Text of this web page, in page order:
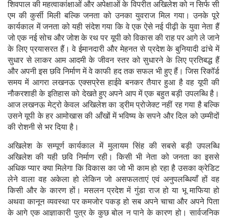
शिवपाल की महत्वाकांक्षाओं और अपेक्षाओं के विपरीत अखिलेश को न सिर्फ सी
एम की कुर्सी मिली बल्कि जनता को उनका युवराज मिल गया। उनके पूरे
कार्यकाल में जनता को यही संदेश गया कि वे एक ऐसे नई पीढ़ी के युवा नेता हैं
जो एक नई सोच और जोश के रथ पर यूपी को विकास की राह पर आगे ले जाने
के लिए प्रयासरत हैं। वे ईमानदारी और मेहनत से प्रदेश के बुनियादी ढांचे में
सुधार से लाकर आम आदमी के जीवन स्तर को सुधारने के लिए प्रतिबद्ध हैं
और अपनी इस छवि निर्माण में वे काफी हद तक सफल भी हुए हैं। जिस रिकॉर्ड
समय में आगरा लखनऊ एक्सप्रेस हाईवे बनकर तैयार हुआ है वह यूपी की
नौकरशाही के इतिहास को देखते हुए अपने आप में एक बहुत बड़ी उपलब्धि है।
आज लखनऊ मेट्रो केवल अखिलेश का ड्रीम प्रोजेक्ट नहीं रह गया है बल्कि
उसने यूपी के हर आमोखास की आँखों में भविष्य के सपने और दिल को उम्मीदों
की रोशनी से भर दिया है।
अखिलेश के सम्पूर्ण कार्यकाल में मुलायम सिंह की सबसे बड़ी उपलब्धि
अखिलेश की यही छवि निर्माण रही। किसी भी नेता को जनता का इससे
अधिक प्यार क्या मिलेगा कि विकास का जो भी काम हो रहा है उसका क्रेडिट
लेने वाला वह अकेला हो लेकिन जो असफलताएं एवं अनुपलब्धियाँ हों वह
किसी और के कारण हों। मसलन प्रदेश में गुंडा राज हो या भू माफिया हो
अथवा कानून व्यवस्था पर कमजोर पकड़ हो सब अपने चाचा और अपने पिता
के आगे एक आज्ञाकारी पुत्र के कुछ बोल न पाने के कारण हो। सार्वजनिक